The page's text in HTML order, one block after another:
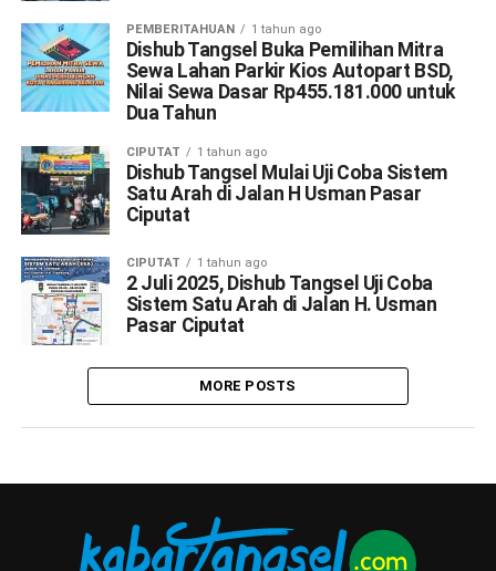
PEMBERITAHUAN 1 tahun ago
Dishub Tangsel Buka Pemilihan Mitra
Sewa Lahan Parkir Kios Autopart BSD,
Nilai Sewa Dasar Rp455.181.000 untuk
Dua Tahun
CIPUTAT 1 tahun ago
Dishub Tangsel Mulai Uji Coba Sistem
Satu Arah di Jalan H Usman Pasar
Ciputat
CIPUTAT 1 tahun ago
2 Juli 2025, Dishub Tangsel Uji Coba
Sistem Satu Arah di Jalan H. Usman
Pasar Ciputat
MORE POSTS